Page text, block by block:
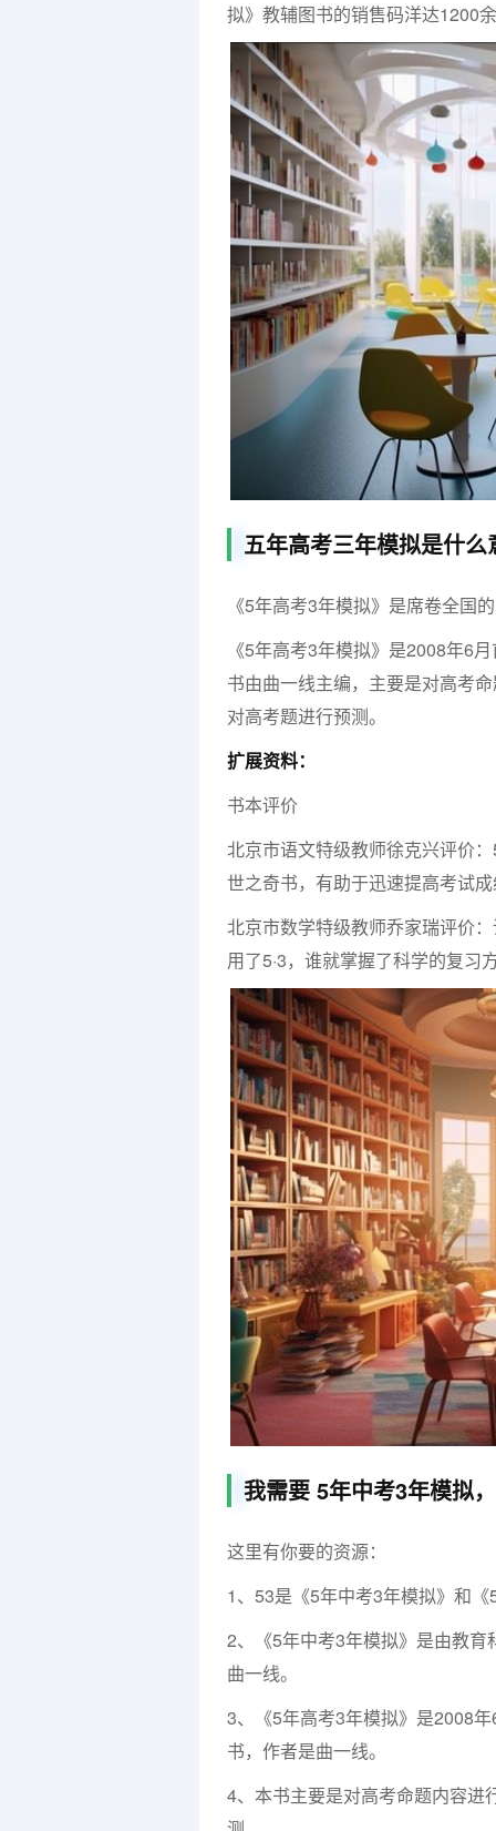
拟》教辅图书的销售码洋达1200
五年高考三年模拟是什么
《5年高考3年模拟》是席卷全国
《5年高考3年模拟》是2008年6
书由曲一线主编，主要是对高考
对高考题进行预测。
扩展资料：
书本评价
北京市语文特级教师徐克兴评价
世之奇书，有助于迅速提高考试
北京市数学特级教师乔家瑞评价
用了5·3，谁就掌握了科学的复习
我需要 5年中考3年模拟
这里有你要的资源：
1、53是《5年中考3年模拟》和
2、《5年中考3年模拟》是由教
曲一线。
3、《5年高考3年模拟》是2008
书，作者是曲一线。
4、本书主要是对高考命题内容进